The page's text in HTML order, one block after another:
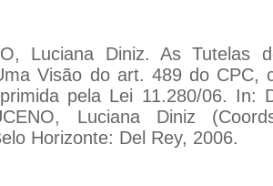
Luciana Diniz. As Tutelas
Visão do art. 489 do CPC,
pela Lei 11.280/06. In:
Luciana Diniz
Horizonte: Del Rey, 2006.